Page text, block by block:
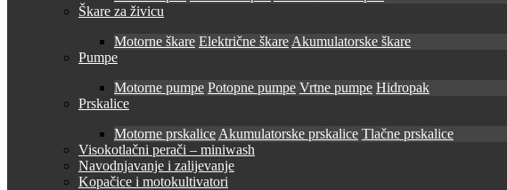
Škare za živicu
Motorne škare Električne škare Akumulatorske škare
Pumpe
Motorne pumpe Potopne pumpe Vrtne pumpe Hidropak
Prskalice
Motorne prskalice Akumulatorske prskalice Tlačne prskalice
Visokotlačni perači – miniwash
Navodnjavanje i zalijevanje
Kopačice i motokultivatori